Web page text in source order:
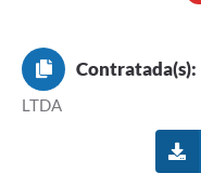
Contratada(s):
LTDA